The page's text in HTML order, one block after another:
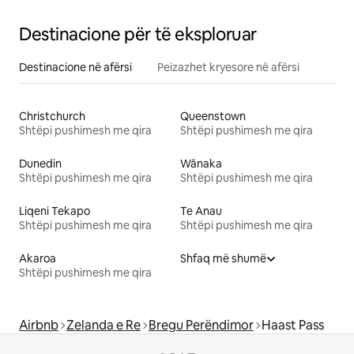
Destinacione për të eksploruar
Destinacione në afërsi Peizazhet kryesore në afërsi
Christchurch
Shtëpi pushimesh me qira
Queenstown
Shtëpi pushimesh me qira
Dunedin
Shtëpi pushimesh me qira
Wānaka
Shtëpi pushimesh me qira
Liqeni Tekapo
Shtëpi pushimesh me qira
Te Anau
Shtëpi pushimesh me qira
Akaroa
Shtëpi pushimesh me qira
Shfaq më shumë
Airbnb Zelanda e Re Bregu Perëndimor Haast Pass